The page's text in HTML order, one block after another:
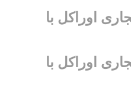
اوراکل با
اوراکل با